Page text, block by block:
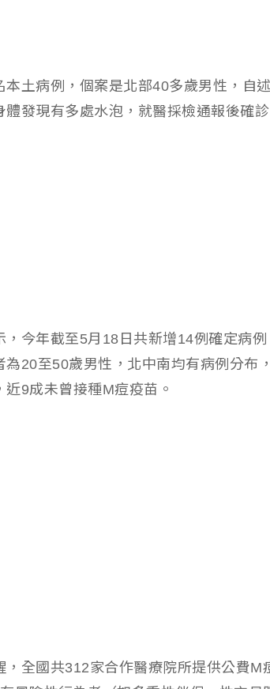
本土病例，個案是北部40多歲男性，自
體發現有多處水泡，就醫採檢通報後確診
，今年截至5月18日共新增14例確定病
為20至50歲男性，北中南均有病例分布
近9成未曾接種M痘疫苗。
，全國共312家合作醫療院所提供公費M